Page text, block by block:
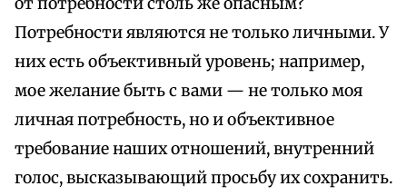
Потребности являются не только личными. У
них есть объективный уровень; например,
мое желание быть с вами — не только моя
личная потребность, но и объективное
требование наших отношений, внутренний
голос, высказывающий просьбу их сохранить.